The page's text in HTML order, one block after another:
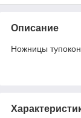
Описание
Ножницы